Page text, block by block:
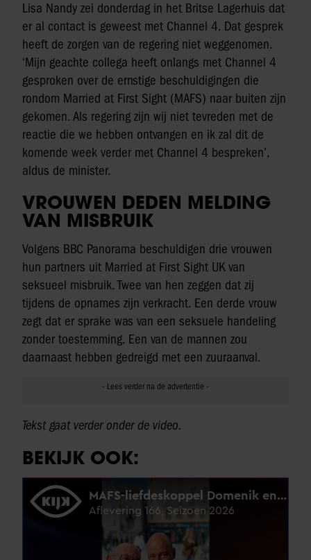
Lisa Nandy zei donderdag in het Britse Lagerhuis dat
er al contact is geweest met Channel 4. Dat gesprek
heeft de zorgen van de regering niet weggenomen.
‘Mijn geachte collega heeft onlangs met Channel 4
gesproken over de ernstige beschuldigingen die
rondom Married at First Sight (MAFS) naar buiten zijn
gekomen. Als regering zijn wij niet tevreden met de
reactie die we hebben ontvangen en ik zal dit de
komende week verder met Channel 4 bespreken’,
aldus de minister.
VROUWEN DEDEN MELDING
VAN MISBRUIK
Volgens BBC Panorama beschuldigen drie vrouwen
hun partners uit Married at First Sight UK van
seksueel misbruik. Twee van hen zeggen dat zij
tijdens de opnames zijn verkracht. Een derde vrouw
zegt dat er sprake was van een seksuele handeling
zonder toestemming. Een van de mannen zou
daarnaast hebben gedreigd met een zuuraanval.
Tekst gaat verder onder de video.
BEKIJK OOK: